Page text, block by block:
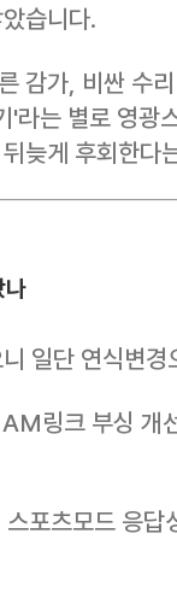
습니다.
감가, 비싼 수
는 별로 영광
늦게 후회한다
나
일단 연식변
AM링크 부싱 개
스포츠모드 응